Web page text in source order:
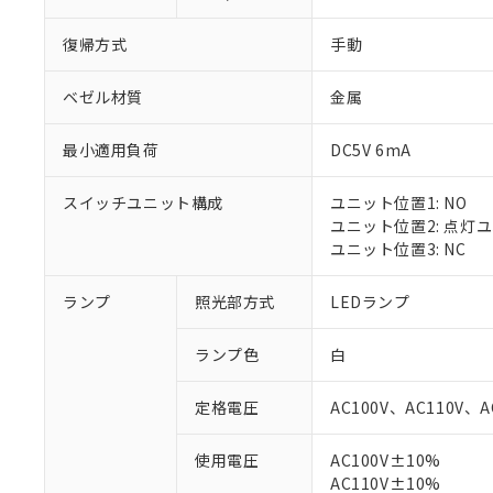
復帰方式 手動
ベゼル材質 金属
最小適用負荷 DC5V 6mA
スイッチユニット構成
ユニット位置1: NO
ユニット位置2: 点灯
ユニット位置3: NC
ランプ 照光部方式 LEDランプ
ランプ色 白
定格電圧 AC100V、AC110V、
使用電圧
AC100V±10%
AC110V±10%
※1 対応状況